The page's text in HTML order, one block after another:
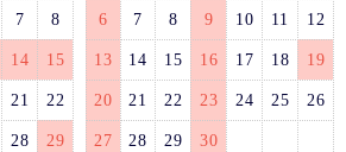
7 8
14 15
21 22
28 29
6 7 8 9 10 11 12
13 14 15 16 17 18 19
20 21 22 23 24 25 26
27 28 29
30